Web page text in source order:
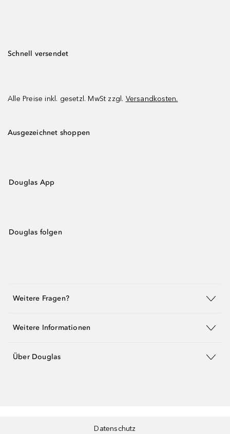
Schnell versendet
Alle Preise inkl. gesetzl. MwSt zzgl. Versandkosten.
Ausgezeichnet shoppen
Douglas App
Douglas folgen
Weitere Fragen?
Weitere Informationen
Über Douglas
Datenschutz